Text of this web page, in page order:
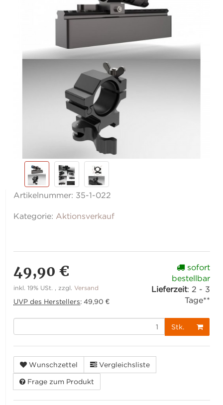
Artikelnummer: 35-1-022
Kategorie: Aktionsverkauf
49,90 €
inkl. 19% USt. , zzgl.Versand
UVP des Herstellers:49,90 €
sofort
bestellbar
Lieferzeit: 2 - 3
Tage**
Stk.
Wunschzettel Vergleichsliste
Frage zum Produkt